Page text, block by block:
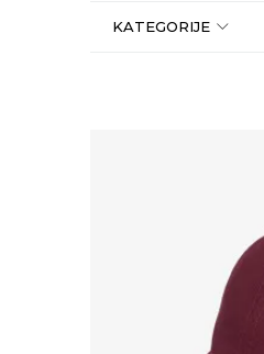
KATEGORIJE